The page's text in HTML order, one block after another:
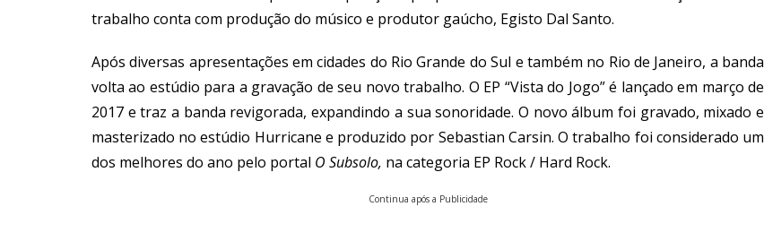
trabalho conta com produção do músico e produtor gaúcho, Egisto Dal Santo.
Após diversas apresentações em cidades do Rio Grande do Sul e também no Rio de Janeiro, a banda
volta ao estúdio para a gravação de seu novo trabalho. O EP “Vista do Jogo” é lançado em março de
2017 e traz a banda revigorada, expandindo a sua sonoridade. O novo álbum foi gravado, mixado e
masterizado no estúdio Hurricane e produzido por Sebastian Carsin. O trabalho foi considerado um
dos melhores do ano pelo portal O Subsolo, na categoria EP Rock / Hard Rock.
Continua após a Publicidade